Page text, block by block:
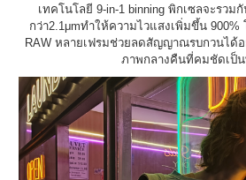
เทคโนโลยี 9-in-1 binning พิกเซลจะรว
กว่า2.1μmทำให้ความไวแสงเพิ่มขึ้น
RAW หลายเฟรมช่วยลดสัญญาณรบกวนได้
ภาพกลางคืนที่คมชัดเป็น